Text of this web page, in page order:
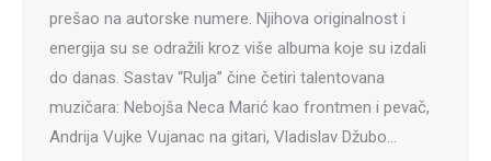
prešao na autorske numere. Njihova originalnost i
energija su se odražili kroz više albuma koje su izdali
do danas. Sastav “Rulja” čine četiri talentovana
muzičara: Nebojša Neca Marić kao frontmen i pevač,
Andrija Vujke Vujanac na gitari, Vladislav Džubo…